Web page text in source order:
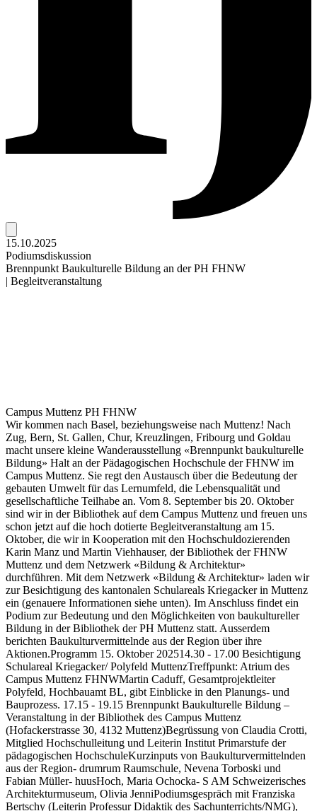
15.10.2025
Podiumsdiskussion
Brennpunkt Baukulturelle Bildung an der PH FHNW
| Begleitveranstaltung
Campus Muttenz PH FHNW
Wir kommen nach Basel, beziehungsweise nach Muttenz! Nach
Zug, Bern, St. Gallen, Chur, Kreuzlingen, Fribourg und Goldau
macht unsere kleine Wanderausstellung «Brennpunkt baukulturelle
Bildung» Halt an der Pädagogischen Hochschule der FHNW im
Campus Muttenz. Sie regt den Austausch über die Bedeutung der
gebauten Umwelt für das Lernumfeld, die Lebensqualität und
gesellschaftliche Teilhabe an. Vom 8. September bis 20. Oktober
sind wir in der Bibliothek auf dem Campus Muttenz und freuen uns
schon jetzt auf die hoch dotierte Begleitveranstaltung am 15.
Oktober, die wir in Kooperation mit den Hochschuldozierenden
Karin Manz und Martin Viehhauser, der Bibliothek der FHNW
Muttenz und dem Netzwerk «Bildung & Architektur»
durchführen. Mit dem Netzwerk «Bildung & Architektur» laden wir
zur Besichtigung des kantonalen Schulareals Kriegacker in Muttenz
ein (genauere Informationen siehe unten). Im Anschluss findet ein
Podium zur Bedeutung und den Möglichkeiten von baukultureller
Bildung in der Bibliothek der PH Muttenz statt. Ausserdem
berichten Baukulturvermittelnde aus der Region über ihre
Aktionen.Programm 15. Oktober 202514.30 - 17.00 Besichtigung
Schulareal Kriegacker/ Polyfeld MuttenzTreffpunkt: Atrium des
Campus Muttenz FHNWMartin Caduff, Gesamtprojektleiter
Polyfeld, Hochbauamt BL, gibt Einblicke in den Planungs- und
Bauprozess. 17.15 - 19.15 Brennpunkt Baukulturelle Bildung –
Veranstaltung in der Bibliothek des Campus Muttenz
(Hofackerstrasse 30, 4132 Muttenz)Begrüssung von Claudia Crotti,
Mitglied Hochschulleitung und Leiterin Institut Primarstufe der
pädagogischen HochschuleKurzinputs von Baukulturvermittelnden
aus der Region- drumrum Raumschule, Nevena Torboski und
Fabian Müller- huusHoch, Maria Ochocka- S AM Schweizerisches
Architekturmuseum, Olivia JenniPodiumsgespräch mit Franziska
Bertschy (Leiterin Professur Didaktik des Sachunterrichts/NMG),